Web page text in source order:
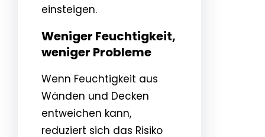
einsteigen.
Weniger Feuchtigkeit,
weniger Probleme
Wenn Feuchtigkeit aus
Wänden und Decken
entweichen kann,
reduziert sich das Risiko